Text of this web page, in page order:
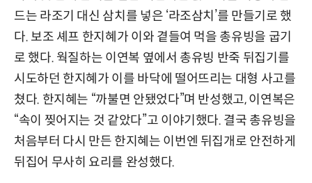
드는 라조기 대신 삼치를 넣은 ‘라조삼치’를 만들기로 했
다. 보조 셰프 한지혜가 이와 곁들여 먹을 총유빙을 굽기
로 했다. 웍질하는 이연복 옆에서 총유빙 반죽 뒤집기를
시도하던 한지혜가 이를 바닥에 떨어뜨리는 대형 사고를
쳤다. 한지혜는 “까불면 안됐었다”며 반성했고, 이연복은
“속이 찢어지는 것 같았다”고 이야기했다. 결국 총유빙을
처음부터 다시 만든 한지혜는 이번엔 뒤집개로 안전하게
뒤집어 무사히 요리를 완성했다.